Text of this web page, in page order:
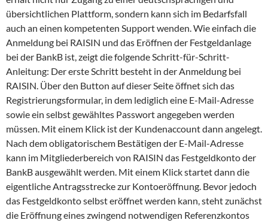
übersichtlichen Plattform, sondern kann sich im Bedarfsfall
auch an einen kompetenten Support wenden. Wie einfach die
Anmeldung bei RAISIN und das Eröffnen der Festgeldanlage
bei der BankB ist, zeigt die folgende Schritt-für-Schritt-
Anleitung: Der erste Schritt besteht in der Anmeldung bei
RAISIN. Über den Button auf dieser Seite öffnet sich das
Registrierungsformular, in dem lediglich eine E-Mail-Adresse
sowie ein selbst gewähltes Passwort angegeben werden
müssen. Mit einem Klick ist der Kundenaccount dann angelegt.
Nach dem obligatorischem Bestätigen der E-Mail-Adresse
kann im Mitgliederbereich von RAISIN das Festgeldkonto der
BankB ausgewählt werden. Mit einem Klick startet dann die
eigentliche Antragsstrecke zur Kontoeröffnung. Bevor jedoch
das Festgeldkonto selbst eröffnet werden kann, steht zunächst
die Eröffnung eines zwingend notwendigen Referenzkontos